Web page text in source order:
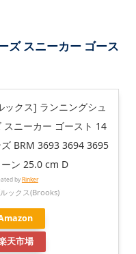
ズ スニーカー ゴース
ックス] ランニングシュ
スニーカー ゴースト 14
ズ BRM 3693 3694 3695
ン 25.0 cm D
byRinker
ックス(Brooks)
天市場